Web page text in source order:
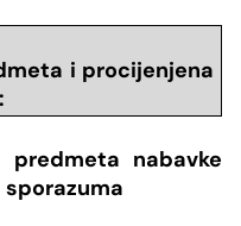
i procijenjena
predmeta nabavke